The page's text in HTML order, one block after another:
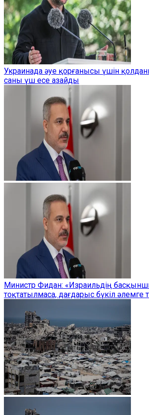
Украинада әуе қорғанысы үшін
саны үш есе азайды
Министр Фидан: «Израильдің
тоқтатылмаса, дағдарыс бүкіл әлемге